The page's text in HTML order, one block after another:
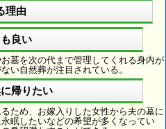
理由
良い
墓を次の代まで管理してくれる身内が
い自然葬が注目されている。
帰りたい
ため、お嫁入りした女性から夫の墓に
眠したいなどの希望が多くなってい